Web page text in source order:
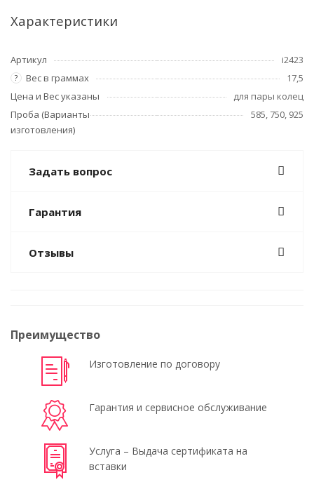
Характеристики
Артикул i2423
? Вес в граммах
17,5
Цена и Вес указаны
для пары колец
Проба (Варианты
изготовления)
585, 750, 925
Задать вопрос
Гарантия
Отзывы
Преимущество
Изготовление по договору
Гарантия и сервисное обслуживание
Услуга – Выдача сертификата на
вставки